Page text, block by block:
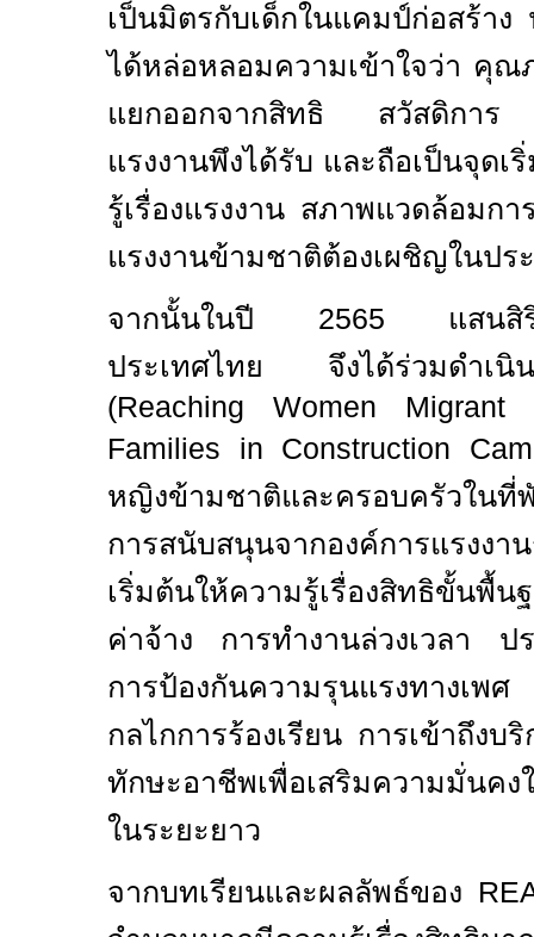
เป็นมิตรกับเด็กในแคมป์ก่อสร้า
ได้หล่อหลอมความเข้าใจว่า คุณ
แยกออกจากสิทธิ สวัสดิการ
แรงงานพึงได้รับ และถือเป็นจุดเ
รู้เรื่องแรงงาน สภาพแวดล้อมก
แรงงานข้ามชาติต้องเผชิญในปร
จากนั้นในปี 2565 แสนสิริ
ประเทศไทย จึงได้ร่วมดำ
(Reaching Women
Families in Construction
หญิงข้ามชาติและครอบครัวในที่
การสนับสนุนจากองค์การแรงงา
เริ่มต้นให้ความรู้เรื่องสิทธิขั้นพื้
ค่าจ้าง การทำงานล่วงเวลา
การป้องกันความรุนแรงทางเพ
กลไกการร้องเรียน การเข้าถึงบ
ทักษะอาชีพเพื่อเสริมความมั่นคง
ในระยะยาว
จากบทเรียนและผลลัพธ์ของ